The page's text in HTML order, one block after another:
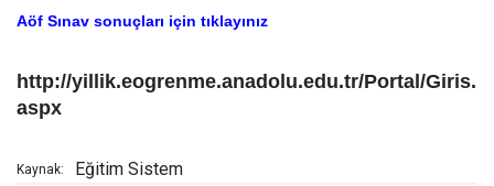
Aöf Sınav sonuçları için tıklayınız
http://yillik.eogrenme.anadolu.edu.tr/Portal/Giris.
aspx
Kaynak: Eğitim Sistem